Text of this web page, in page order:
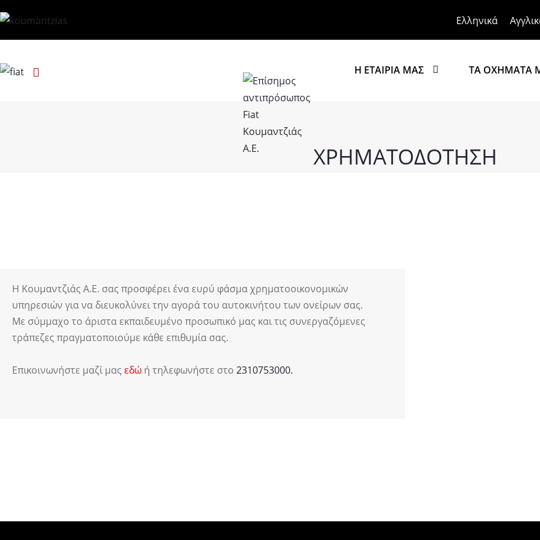
Ελληνικά
Η ΕΤΑΙΡΙΑ ΜΑΣ ΤΑ ΟΧΗΜΑΤΑ
ΧΡΗΜΑΤΟΔΟΤΗΣΗ
Η Κουμαντζιάς Α.Ε. σας προσφέρει ένα ευρύ φάσμα χρηματοοικονομικών
υπηρεσιών για να διευκολύνει την αγορά του αυτοκινήτου των ονείρων σας.
Με σύμμαχο το άριστα εκπαιδευμένο προσωπικό μας και τις συνεργαζόμενες
τράπεζες πραγματοποιούμε κάθε επιθυμία σας.
Επικοινωνήστε μαζί μας εδώ ή τηλεφωνήστε στο 2310753000.